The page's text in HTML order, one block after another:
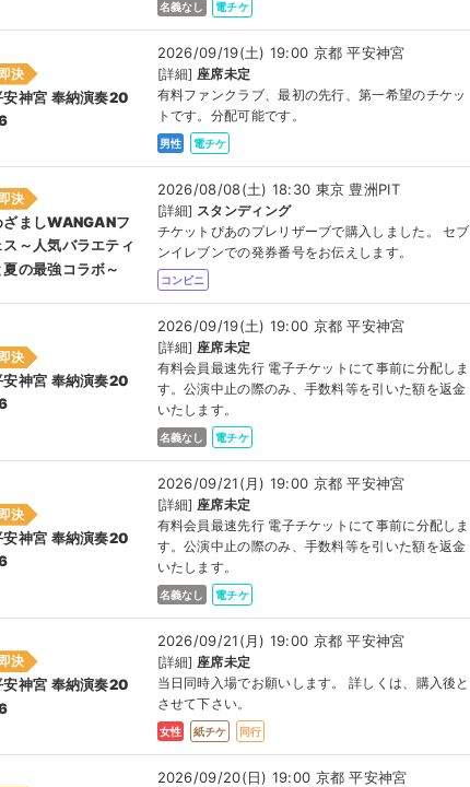
名義なし 電チケ
決
安神宮 奉納演奏20
2026/09/19(土) 19:00 京都 平安神宮
[詳細] 座席未定
有料ファンクラブ、最初の先行、第一希望のチケッ
トです。分配可能です。
男性 電チケ
決
ざましWANGANフ
ス～人気バラエティ
夏の最強コラボ～
2026/08/08(土) 18:30 東京 豊洲PIT
[詳細] スタンディング
チケットぴあのプレリザーブで購入しました。 セブ
ンイレブンでの発券番号をお伝えします。
コンビニ
決
安神宮 奉納演奏20
2026/09/19(土) 19:00 京都 平安神宮
[詳細] 座席未定
有料会員最速先行 電子チケットにて事前に分配しま
す。公演中止の際のみ、手数料等を引いた額を返金
いたします。
名義なし 電チケ
決
安神宮 奉納演奏20
2026/09/21(月) 19:00 京都 平安神宮
[詳細] 座席未定
有料会員最速先行 電子チケットにて事前に分配しま
す。公演中止の際のみ、手数料等を引いた額を返金
いたします。
名義なし 電チケ
決
安神宮 奉納演奏20
2026/09/21(月) 19:00 京都 平安神宮
[詳細] 座席未定
当日同時入場でお願いします。 詳しくは、購入後と
させて下さい。
女性 紙チケ 同行
2026/09/20(日) 19:00 京都 平安神宮